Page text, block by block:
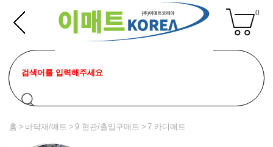
0
홈 바닥재/매트 9.현관/출입구매트 7.카디매트